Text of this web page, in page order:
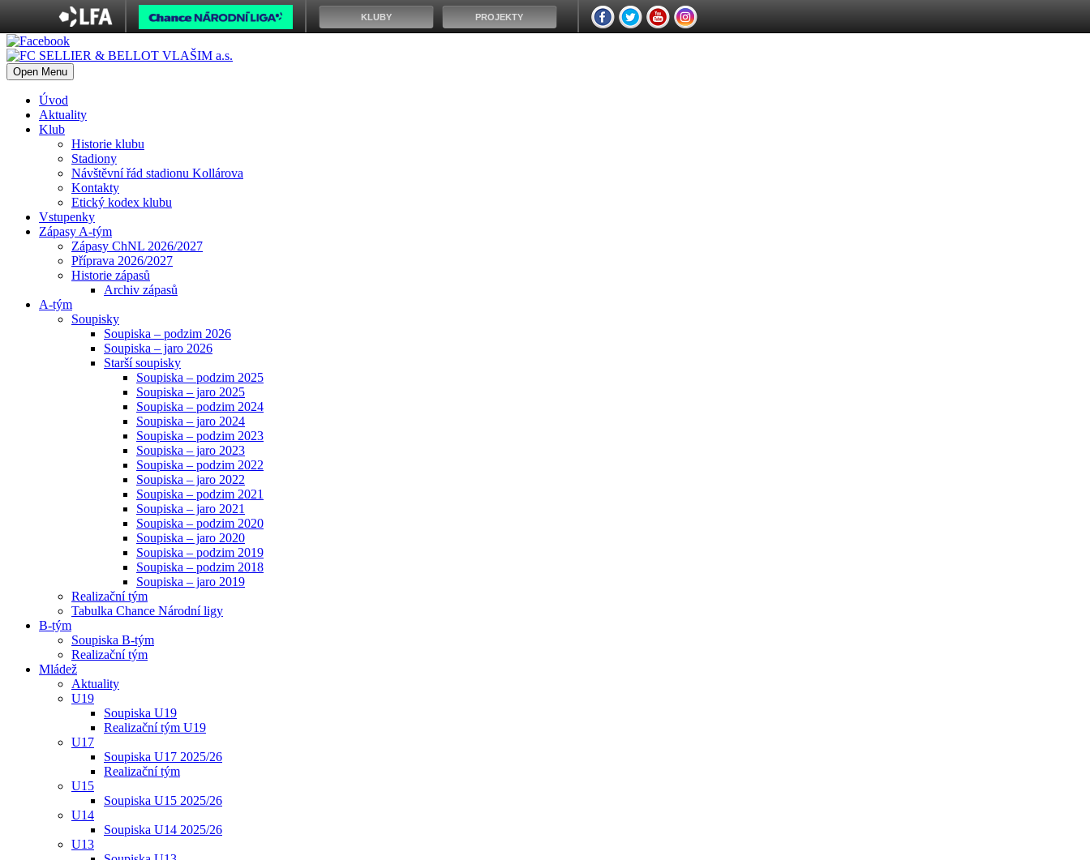
Open Menu
Úvod
Aktuality
Klub
Historie klubu
Stadiony
Návštěvní řád stadionu Kollárova
Kontakty
Etický kodex klubu
Vstupenky
Zápasy A-tým
Zápasy ChNL 2026/2027
Příprava 2026/2027
Historie zápasů
Archiv zápasů
A-tým
Soupisky
Soupiska – podzim 2026
Soupiska – jaro 2026
Starší soupisky
Soupiska – podzim 2025
Soupiska – jaro 2025
Soupiska – podzim 2024
Soupiska – jaro 2024
Soupiska – podzim 2023
Soupiska – jaro 2023
Soupiska – podzim 2022
Soupiska – jaro 2022
Soupiska – podzim 2021
Soupiska – jaro 2021
Soupiska – podzim 2020
Soupiska – jaro 2020
Soupiska – podzim 2019
Soupiska – podzim 2018
Soupiska – jaro 2019
Realizační tým
Tabulka Chance Národní ligy
B-tým
Soupiska B-tým
Realizační tým
Mládež
Aktuality
U19
Soupiska U19
Realizační tým U19
U17
Soupiska U17 2025/26
Realizační tým
U15
Soupiska U15 2025/26
U14
Soupiska U14 2025/26
U13
KLUBY PROJEKTY